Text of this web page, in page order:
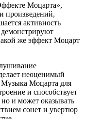
Моцарта»,
произведений,
активность
же эффект Моцарт
неоценимый
Музыка Моцарта для
и способствует
и может оказывать
сонет и увертюр